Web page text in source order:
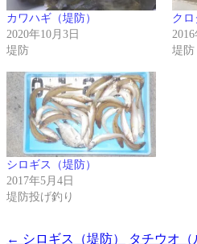
カワハギ（堤防）
2020年10月3日
堤防
クロ
堤防
シロギス（堤防）
2017年5月4日
堤防投げ釣り
← シロギス（堤防） タチウオ（